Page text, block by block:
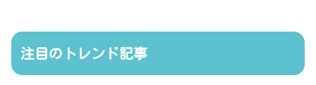
注目のトレンド記事